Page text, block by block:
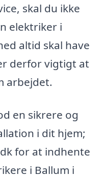
skal du ikke
elektriker i
altid skal have
derfor vigtigt at
arbejdet.
en sikrere og
i dit hjem;
for at indhente
i Ballum i